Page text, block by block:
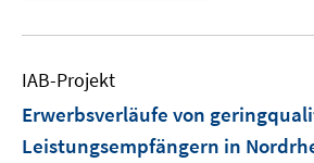
IAB-Projekt
Erwerbsverläufe von
Leistungsempfängern in